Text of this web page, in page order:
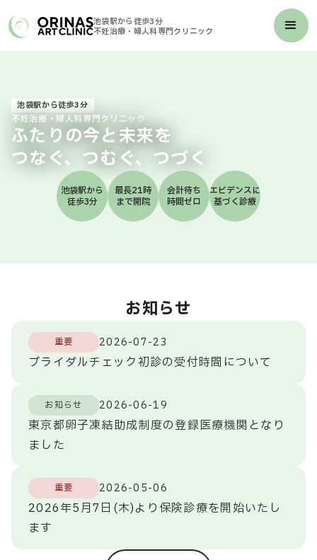
池袋駅から徒歩3分
不妊治療・婦人科専門クリニック
池袋駅から徒歩3分
不妊治療・婦人科専門クリニック
ふたりの今と未来を
つなぐ、つむぐ、つづく
池袋駅から
徒歩3分
最長21時
まで開院
会計待ち
時間ゼロ
エビデンスに
基づく診療
お知らせ
重要 2026-07-23
ブライダルチェック初診の受付時間について
お知らせ 2026-06-19
東京都卵子凍結助成制度の登録医療機関となり
ました
重要 2026-05-06
2026年5月7日(木)より保険診療を開始いたし
ます